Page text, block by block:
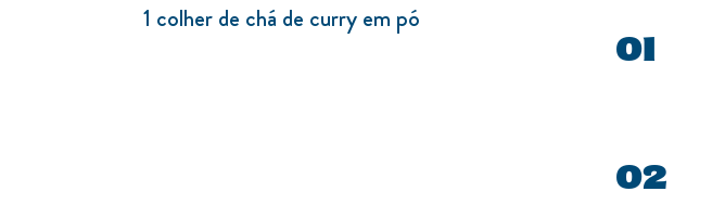
1 colher de chá de curry em pó